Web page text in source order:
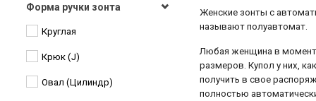
Сказки
Спорт
Узоры
Узоры графика
Форма ручки зонта
Круглая
Крюк (J)
Овал (Цилиндр)
Женские зонты с
называют полуавтомат.
Любая женщина в момент
размеров. Купол у них,
получить в свое
полностью